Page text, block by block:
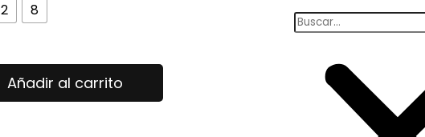
2 8
Añadir al carrito